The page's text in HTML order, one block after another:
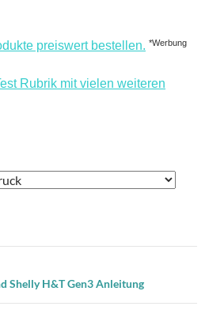
preiswert bestellen. *Werbung
Rubrik mit vielen weiteren
Shelly H&T Gen3 Anleitung